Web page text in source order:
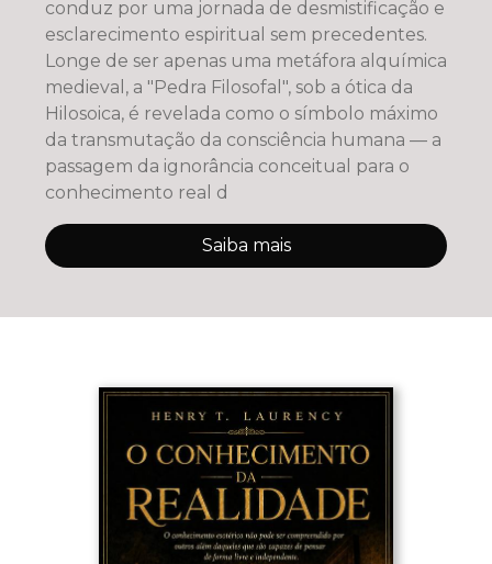
conduz por uma jornada de desmistificação e
esclarecimento espiritual sem precedentes.
Longe de ser apenas uma metáfora alquímica
medieval, a "Pedra Filosofal", sob a ótica da
Hilosoica, é revelada como o símbolo máximo
da transmutação da consciência humana — a
passagem da ignorância conceitual para o
conhecimento real d
Saiba mais